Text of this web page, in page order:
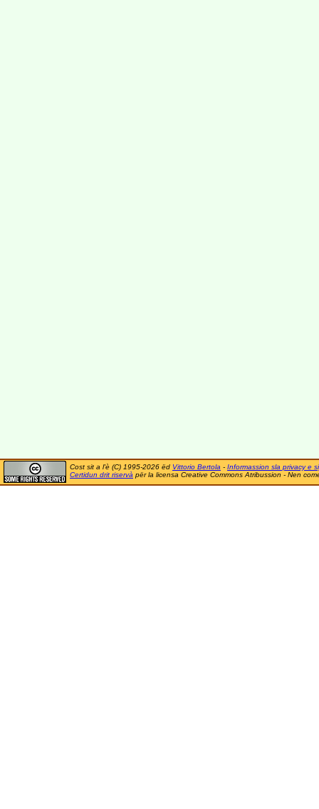
Cost sit a l'è (C) 1995-2026 ëd Vittorio Bertola - Informassion sla privacy e
Certidun drit riservà për la licensa Creative Commons Atribussion - Nen